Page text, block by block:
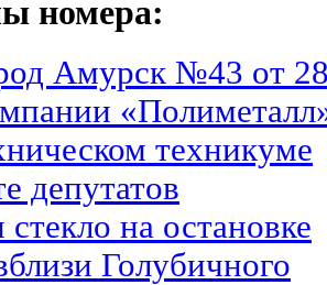
номера:
Амурск №43 от 28
техникуме
депутатов
стекло на остановке
Голубичного